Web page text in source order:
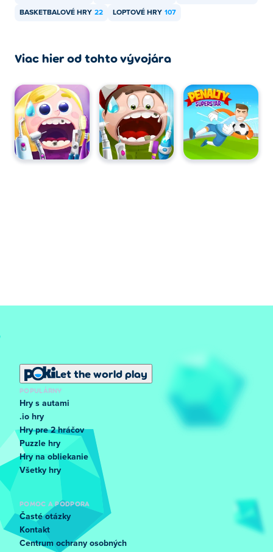
BASKETBALOVÉ HRY 22 LOPTOVÉ HRY 107
Viac hier od tohto vývojára
Let the world play
POPULÁRNY
Hry s autami
.io hry
Hry pre 2 hráčov
Puzzle hry
Hry na obliekanie
Všetky hry
POMOC A PODPORA
Časté otázky
Kontakt
Centrum ochrany osobných